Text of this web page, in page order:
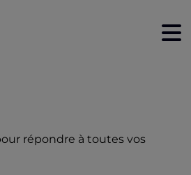
répondre à toutes vos